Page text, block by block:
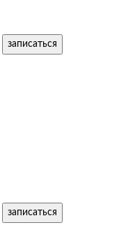
записаться
записаться